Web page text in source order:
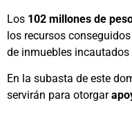
Los 102 millones de
los recursos
de inmuebles
En la subasta de este
servirán para otorgar